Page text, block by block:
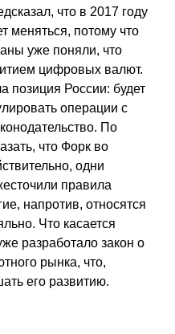
что в 2017 году
меняться, потому что
уже поняли, что
цифровых валют.
позиция России: будет
операции с
По
что Форк во
одни
правила
напротив, относятся
Что касается
разработало закон о
рынка, что,
его развитию.